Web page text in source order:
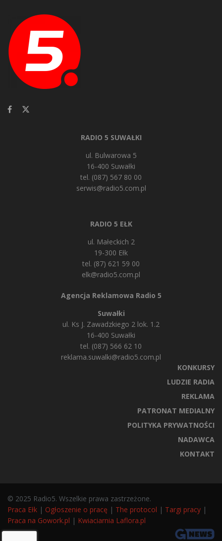
RADIO 5 SUWAŁKI
ul. Bulwarowa 5
16-400 Suwałki
tel. (087) 567 80 00
serwis@radio5.com.pl
RADIO 5 EŁK
ul. Małeckich 2
19-300 Ełk
tel. (87) 621 59 00
elk@radio5.com.pl
Agencja Reklamowa Radio 5
Suwałki
ul. Ks J. Zawadzkiego 2 lok. 1.2
16-400 Suwałki
tel. (087) 566 62 10
reklama.suwalki@radio5.com.pl
KONKURSY
LUDZIE RADIA
REKLAMA
PATRONAT MEDIALNY
POLITYKA PRYWATNOŚCI
NADAWCA
KONTAKT
© 2025 Radio5. Wszelkie prawa zastrzeżone.
Praca Ełk | Ogłoszenie o pracę | The protocol | Targi pracy |
Praca na Gowork.pl | Kwiaciarnia Laflora.pl